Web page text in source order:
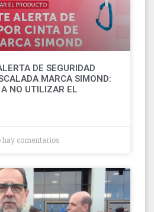
DE SEGURIDAD
MARCA SIMOND:
NO UTILIZAR EL
hay comentarios